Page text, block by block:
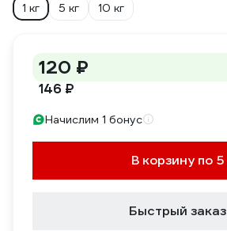
1 кг
5 кг 10 кг
120 ₽
146 ₽
Начислим 1 бонус
В корзину по 5
Быстрый заказ